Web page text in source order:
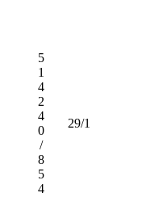
5
1
4
2
4
0
/
8
5
4
29/1